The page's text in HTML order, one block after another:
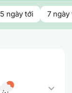
5 ngày tới 7 ngày